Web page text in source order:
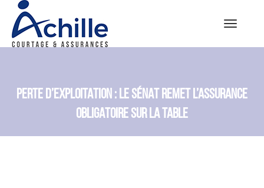
Toggle
PERTE D’EXPLOITATION : LE SÉNAT REMET L’ASSURANCE
OBLIGATOIRE SUR LA TABLE